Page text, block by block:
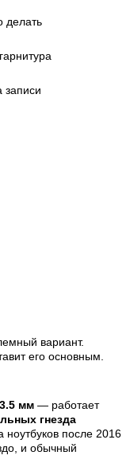
делать
записи
вариант.
его основным.
мм— работает
гнезда
ноутбуков после 2016
и обычный